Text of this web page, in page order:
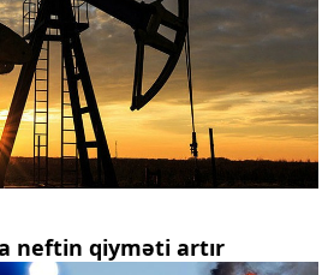
neftin qiyməti artır